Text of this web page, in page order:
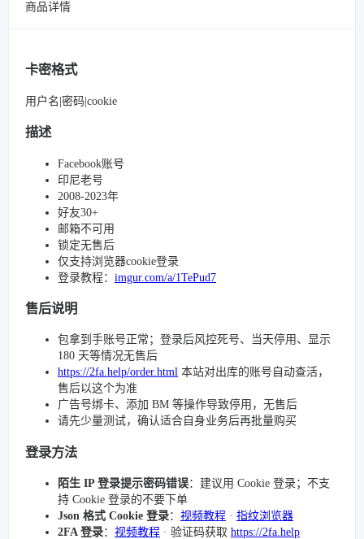
商品详情
卡密格式
用户名|密码|cookie
描述
Facebook账号
印尼老号
2008-2023年
好友30+
邮箱不可用
锁定无售后
仅支持浏览器cookie登录
登录教程： imgur.com/a/1TePud7
售后说明
包拿到手账号正常；登录后风控死号、当天停用、显示
180 天等情况无售后
https://2fa.help/order.html 本站对出库的账号自动查活，
售后以这个为准
广告号绑卡、添加 BM 等操作导致停用，无售后
请先少量测试，确认适合自身业务后再批量购买
登录方法
陌生 IP 登录提示密码错误：建议用 Cookie 登录；不支
持 Cookie 登录的不要下单
Json 格式 Cookie 登录： 视频教程 · 指纹浏览器
2FA 登录： 视频教程 · 验证码获取 https://2fa.help